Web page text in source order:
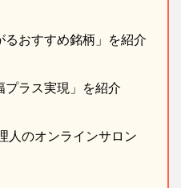
おすすめ銘柄」を紹介
プラス実現」を紹介
のオンラインサロン